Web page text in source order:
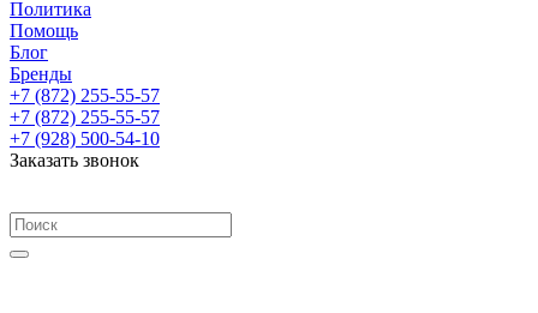
Политика
Помощь
Блог
Бренды
+7 (872) 255-55-57
+7 (872) 255-55-57
+7 (928) 500-54-10
Заказать звонок